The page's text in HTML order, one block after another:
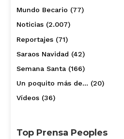
Mundo Becario (77)
Noticias(2.007)
Reportajes(71)
Saraos Navidad (42)
Semana Santa(166)
Un poquito más de… (20)
Vídeos(36)
Top Prensa Peoples